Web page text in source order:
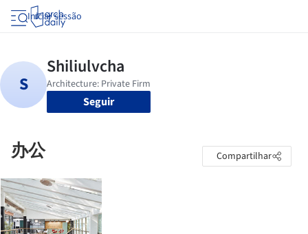
Iniciar sessão
Seguir
办公 Compartilhar